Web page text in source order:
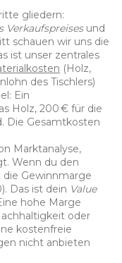
gliedern:
Verkaufspreisesund
schauen wir uns die
ist unser zentrales
(Holz,
des Tischlers)
Ein
Holz, 200 € für die
Die Gesamtkosten
Marktanalyse,
Wenn du den
die Gewinnmarge
Das ist dein Value
hohe Marge
oder
kostenfreie
nicht anbieten